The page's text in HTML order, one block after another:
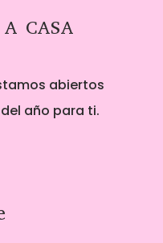
CASA
abiertos
año para ti.